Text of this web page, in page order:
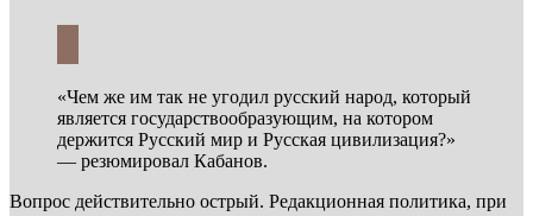
«Чем же им так не угодил русский народ, который
является государствообразующим, на котором
держится Русский мир и Русская цивилизация?»
— резюмировал Кабанов.
Вопрос действительно острый. Редакционная политика, при